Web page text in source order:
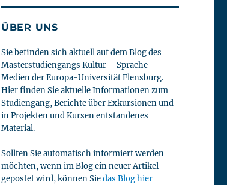
ÜBER UNS
Sie befinden sich aktuell auf dem Blog des
Masterstudiengangs Kultur – Sprache –
Medien der Europa-Universität Flensburg.
Hier finden Sie aktuelle Informationen zum
Studiengang, Berichte über Exkursionen und
in Projekten und Kursen entstandenes
Material.
Sollten Sie automatisch informiert werden
möchten, wenn im Blog ein neuer Artikel
gepostet wird, können Siedas Blog hier